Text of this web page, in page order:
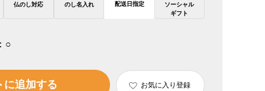
仏のし対応 のし名入れ 配送日指定
ソーシャル
ギフト
○
に追加する お気に入り登録